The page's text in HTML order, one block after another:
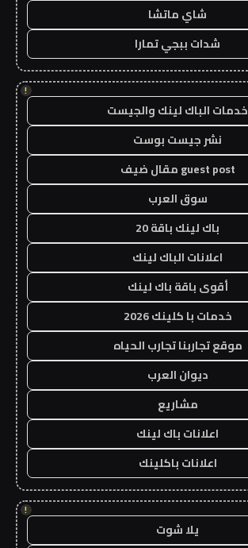
شاي ماتشا
شدات ببجي تمارا
!
خدمات الباك لينك والجيست
نشر جيست بوست
guest post مقال ضيف
سوق العرب
باك لينك باقة 20
اعلانات الباك لينك
أقوى باقة باك لينك
خدمات با كلينك 2026
موقع تجاربنا تجارب الحياه
ديوان العرب
مشاريع
اعلانات باك لينك
اعلانات باكلينك
!
يلا شوت